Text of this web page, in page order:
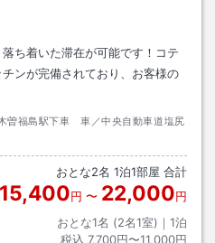
ち着いた滞在が可能です！コテ
ンが完備されており、お客様の
曽福島駅下車 車／中央自動車道塩尻
おとな2名 1泊1部屋 合計
15,400円 〜 22,000円
おとな1名 (2名1室)｜ 1泊
税込 7,700円〜11,000円